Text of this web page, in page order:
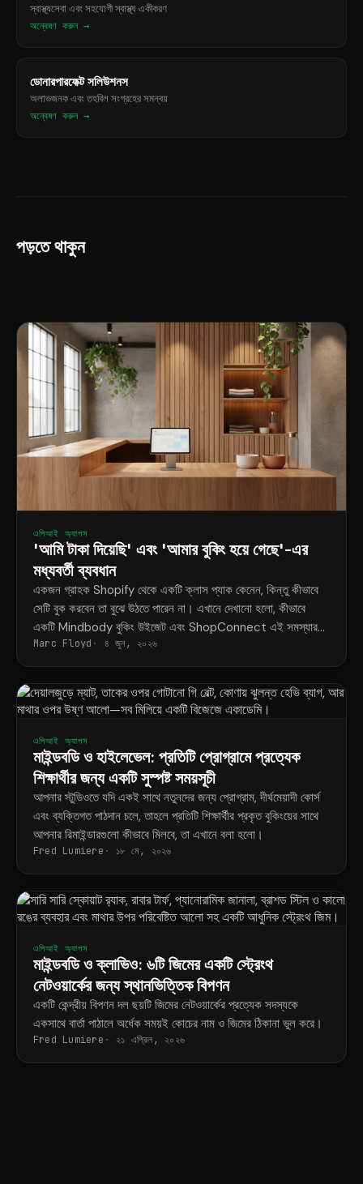
স্বাস্থ্যসেবা এবং সহযোগী স্বাস্থ্য একীকরণ
অন্বেষণ করুন →
ডোনারপারফেক্ট সলিউশনস
অলাভজনক এবং তহবিল সংগ্রহের সমন্বয়
অন্বেষণ করুন →
পড়তে থাকুন
এপিআই অ্যাপস
'আমি টাকা দিয়েছি' এবং 'আমার বুকিং হয়ে গেছে'-এর
মধ্যবর্তী ব্যবধান
একজন গ্রাহক Shopify থেকে একটি ক্লাস প্যাক কেনেন, কিন্তু কীভাবে
সেটি বুক করবেন তা বুঝে উঠতে পারেন না। এখানে দেখানো হলো, কীভাবে
একটি Mindbody বুকিং উইজেট এবং ShopConnect এই সমস্যার
স্থায়ী সমাধান করে।
Marc Floyd ৪ জুন, ২০২৬
এপিআই অ্যাপস
মাইন্ডবডি ও হাইলেভেল: প্রতিটি প্রোগ্রামে প্রত্যেক
শিক্ষার্থীর জন্য একটি সুস্পষ্ট সময়সূচী
আপনার স্টুডিওতে যদি একই সাথে নতুনদের জন্য প্রোগ্রাম, দীর্ঘমেয়াদী কোর্স
এবং ব্যক্তিগত পাঠদান চলে, তাহলে প্রতিটি শিক্ষার্থীর প্রকৃত বুকিংয়ের সাথে
আপনার রিমাইন্ডারগুলো কীভাবে মিলবে, তা এখানে বলা হলো।
Fred Lumiere ১৮ মে, ২০২৬
এপিআই অ্যাপস
মাইন্ডবডি ও ক্লাভিও: ৬টি জিমের একটি স্ট্রেংথ
নেটওয়ার্কের জন্য স্থানভিত্তিক বিপণন
একটি কেন্দ্রীয় বিপণন দল ছয়টি জিমের নেটওয়ার্কের প্রত্যেক সদস্যকে
একসাথে বার্তা পাঠালে অর্ধেক সময়ই কোচের নাম ও জিমের ঠিকানা ভুল করে।
Fred Lumiere ২১ এপ্রিল, ২০২৬